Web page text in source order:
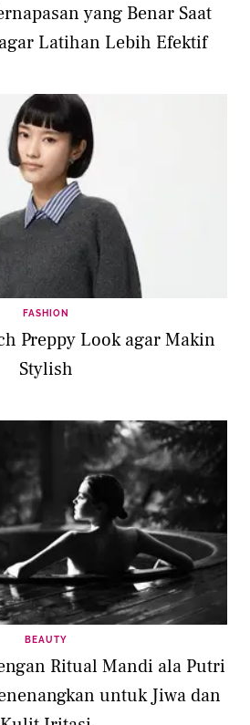
yang Benar Saat
Latihan Lebih Efektif
FASHION
Preppy Look agar Makin
Stylish
BEAUTY
Ritual Mandi ala Putri
untuk Jiwa dan